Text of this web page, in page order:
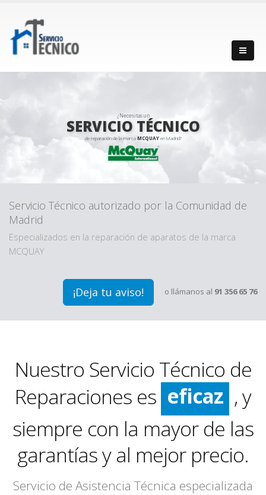
¿Necesitas un
SERVICIO TÉCNICO
de reparación de la marcaMCQUAYen Madrid?
Servicio Técnico autorizado por la Comunidad de
Madrid
Especializados en la reparación de aparatos de la marca
MCQUAY
¡Deja tu aviso! o llámanos al 91 356 65 76
Nuestro Servicio Técnico de
Reparaciones es
limpio
eficaz
rápido
, y
siempre con la mayor de las
garantías y al mejor precio.
Servicio de Asistencia Técnica especializada